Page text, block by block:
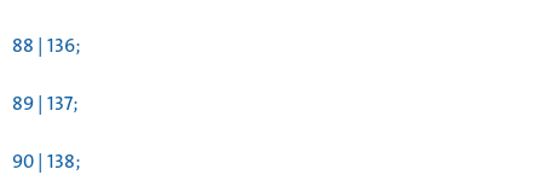
88 | 136;
89 | 137;
90 | 138;